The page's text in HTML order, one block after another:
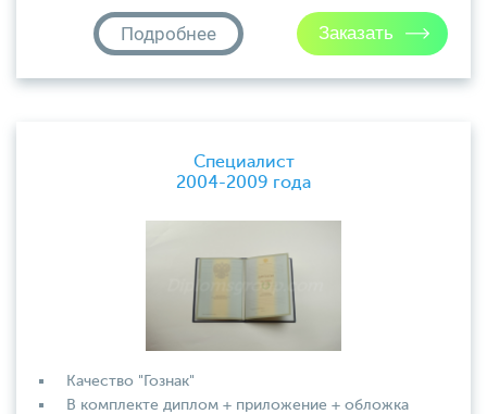
Подробнее
Специалист
2004-2009 года
Качество "Гознак"
В комплекте диплом + приложение + обложка